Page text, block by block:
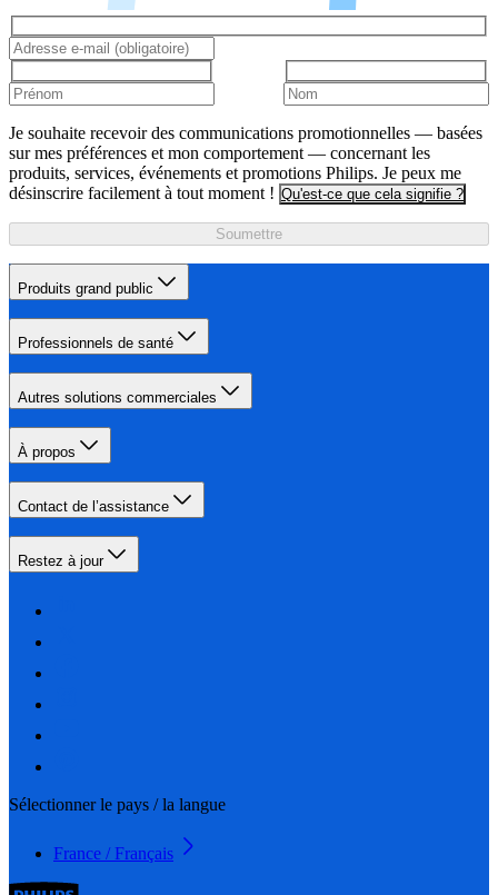
Je souhaite recevoir des communications promotionnelles — basées
sur mes préférences et mon comportement — concernant les
produits, services, événements et promotions Philips. Je peux me
désinscrire facilement à tout moment ! Qu'est-ce que cela signifie ?
Soumettre
Produits grand public
Professionnels de santé
Autres solutions commerciales
À propos
Contact de l’assistance
Restez à jour
Sélectionner le pays / la langue
France / Français